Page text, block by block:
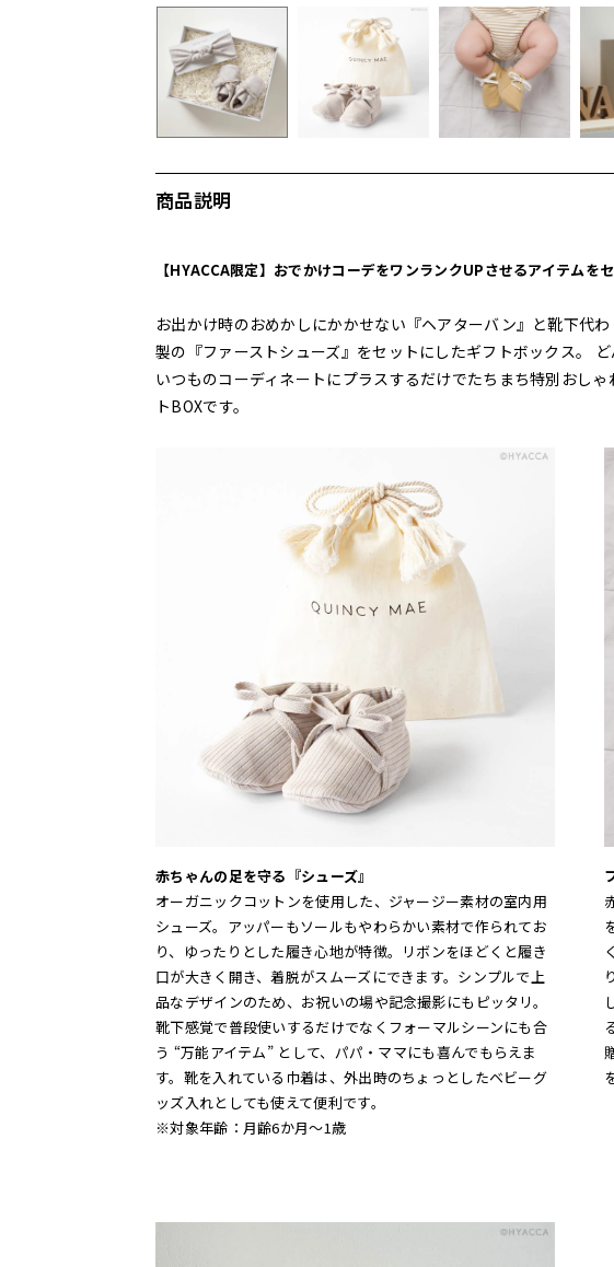
商品説明
【HYACCA限定】おでかけコーデをワンランクUPさせるアイテムを
お出かけ時のおめかしにかかせない『ヘアターバン』と靴下代
製の『ファーストシューズ』をセットにしたギフトボックス。
いつものコーディネートにプラスするだけでたちまち特別おし
トBOXです。
赤ちゃんの足を守る『シューズ』
オーガニックコットンを使用した、ジャージー素材の室内用
シューズ。アッパーもソールもやわらかい素材で作られてお
り、ゆったりとした履き心地が特徴。リボンをほどくと履き
口が大きく開き、着脱がスムーズにできます。シンプルで上
品なデザインのため、お祝いの場や記念撮影にもピッタリ。
靴下感覚で普段使いするだけでなくフォーマルシーンにも合
う “万能アイテム” として、パパ・ママにも喜んでもらえま
す。靴を入れている巾着は、外出時のちょっとしたベビーグ
ッズ入れとしても使えて便利です。
※対象年齢：月齢6か月～1歳